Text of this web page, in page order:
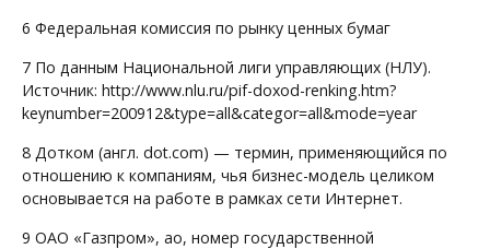
6 Федеральная комиссия по рынку ценных бумаг
7 По данным Национальной лиги управляющих (НЛУ).
Источник: http://www.nlu.ru/pif-doxod-renking.htm?
keynumber=200912&type=all&categor=all&mode=year
8 Дотком (англ. dot.com) — термин, применяющийся по
отношению к компаниям, чья бизнес-модель целиком
основывается на работе в рамках сети Интернет.
9 ОАО «Газпром», ао, номер государственной